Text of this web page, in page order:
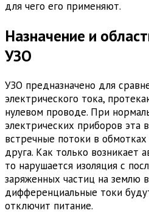
для чего его применяют.
Назначение и
УЗО
УЗО предназначено для
электрического тока,
нулевом проводе. При
электрических приборов эта
встречные потоки в
друга. Как только возникает
то нарушается изоляция с
заряженных частиц на землю
дифференциальные токи
отключит питание.